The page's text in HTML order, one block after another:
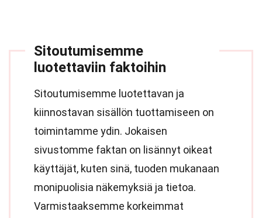
Sitoutumisemme
luotettaviin faktoihin
Sitoutumisemme luotettavan ja
kiinnostavan sisällön tuottamiseen on
toimintamme ydin. Jokaisen
sivustomme faktan on lisännyt oikeat
käyttäjät, kuten sinä, tuoden mukanaan
monipuolisia näkemyksiä ja tietoa.
Varmistaaksemme korkeimmat